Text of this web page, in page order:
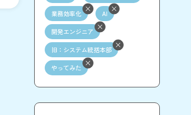
業務効率化 AI
開発エンジニア
旧：システム統括本部
やってみた